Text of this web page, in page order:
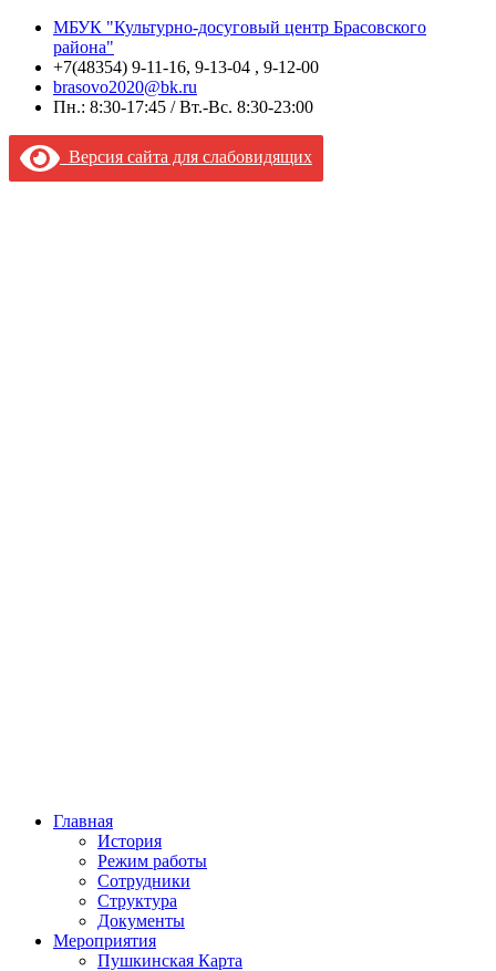
МБУК "Культурно-досуговый центр Брасовского
района"
+7(48354) 9-11-16, 9-13-04 , 9-12-00
brasovo2020@bk.ru
Пн.: 8:30-17:45 / Вт.-Вс. 8:30-23:00
Версия сайта для слабовидящих
Главная
История
Режим работы
Сотрудники
Структура
Документы
Мероприятия
Пушкинская Карта